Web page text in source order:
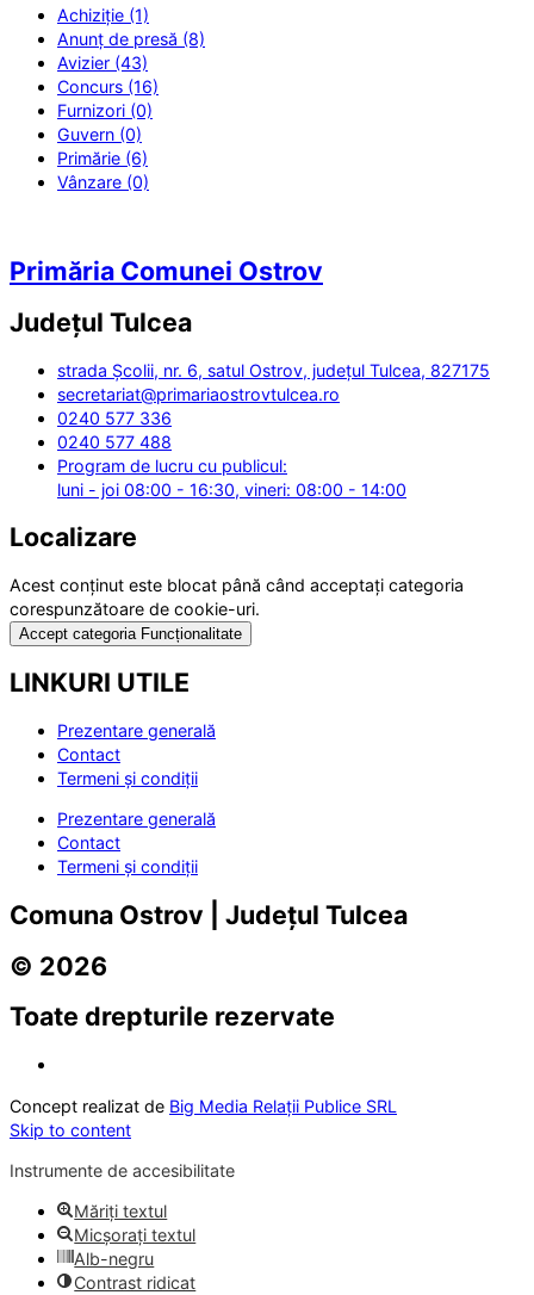
Achiziție (1)
Anunț de presă (8)
Avizier (43)
Concurs (16)
Furnizori (0)
Guvern (0)
Primărie (6)
Vânzare (0)
Primăria Comunei Ostrov
Județul Tulcea
strada Școlii, nr. 6, satul Ostrov, județul Tulcea, 827175
secretariat@primariaostrovtulcea.ro
0240 577 336
0240 577 488
Program de lucru cu publicul:
luni - joi 08:00 - 16:30, vineri: 08:00 - 14:00
Localizare
Acest conținut este blocat până când acceptați categoria
corespunzătoare de cookie-uri.
Accept categoria Funcționalitate
LINKURI UTILE
Prezentare generală
Contact
Termeni și condiții
Prezentare generală
Contact
Termeni și condiții
Comuna Ostrov | Județul Tulcea
© 2026
Toate drepturile rezervate
Concept realizat de Big Media Relații Publice SRL
Skip to content
Instrumente de accesibilitate
Măriți textul
Micșorați textul
Alb-negru
Contrast ridicat